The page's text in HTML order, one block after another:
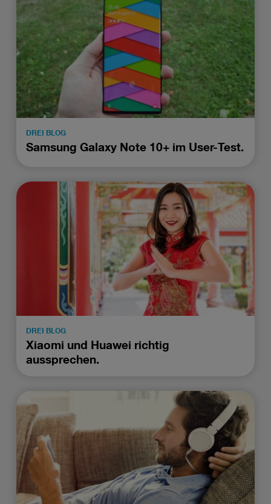
DREI BLOG
Samsung Galaxy Note 10+ im User-Test.
DREI BLOG
Xiaomi und Huawei richtig
aussprechen.